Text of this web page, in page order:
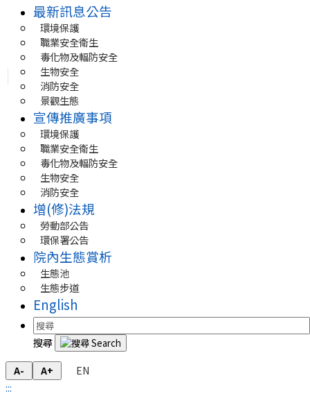
最新訊息公告
環境保護
職業安全衛生
毒化物及輻防安全
生物安全
消防安全
景觀生態
宣傳推廣事項
環境保護
職業安全衛生
毒化物及輻防安全
生物安全
消防安全
增(修)法規
勞動部公告
環保署公告
院內生態賞析
生態池
生態步道
English
搜尋
A- A+
EN
:::